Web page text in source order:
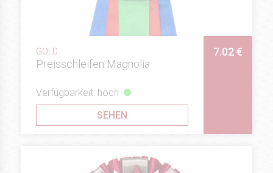
GOLD
Preisschleifen Magnolia
7.02 €
Verfügbarkeit: hoch
SEHEN